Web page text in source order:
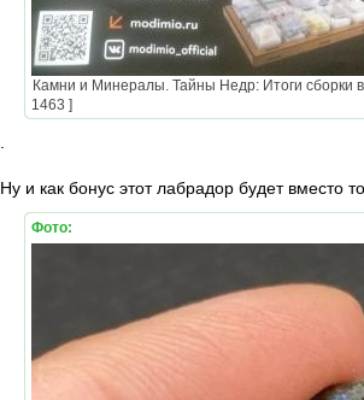
Камни и Минералы. Тайны Недр: Итоги сборки
1463 ]
Ну и как бонус этот лабрадор будет вместо
Фото: